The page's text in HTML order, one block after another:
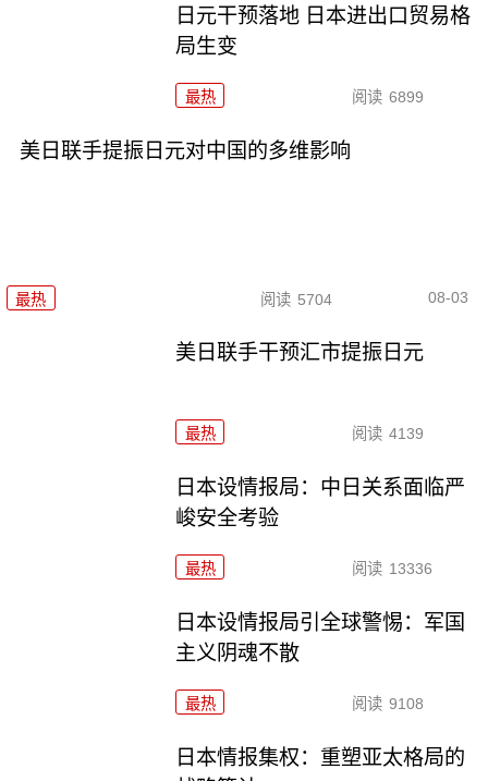
日元干预落地 日本进出口贸易格
局生变
最热 阅读 6899
美日联手提振日元对中国的多维影响
最热 阅读 5704 08-03
美日联手干预汇市提振日元
最热 阅读 4139
日本设情报局：中日关系面临严
峻安全考验
最热 阅读 13336
日本设情报局引全球警惕：军国
主义阴魂不散
最热 阅读 9108
日本情报集权：重塑亚太格局的